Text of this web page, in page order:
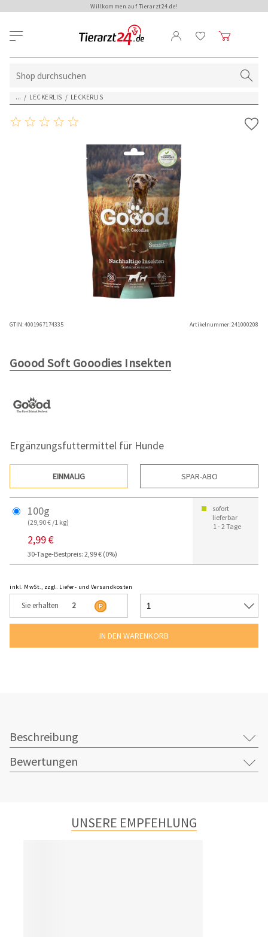
Willkommen auf Tierarzt24.de!
... / LECKERLIS / LECKERLIS
GTIN:4001967174335 Artikelnummer:241000208
Goood Soft Gooodies Insekten
Ergänzungsfuttermittel für Hunde
EINMALIG SPAR-ABO
100g
(29,90 € /1 kg)
2,99 €
30-Tage-Bestpreis: 2,99 € (0%)
sofort
lieferbar
1 - 2 Tage
inkl. MwSt., zzgl. Liefer- und Versandkosten
Sie erhalten 2
Beschreibung
Bewertungen
UNSERE EMPFEHLUNG